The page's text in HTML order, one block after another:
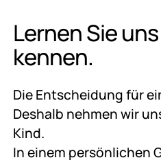
Lernen Sie
kennen.
Die Entscheidung für
Deshalb nehmen wir
Kind.
In einem persönlichen